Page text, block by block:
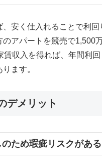
安く仕入れることで利回
アパートを競売で1,500
賃収入を得れば、年間利
ます。
デメリット
ため瑕疵リスクがある